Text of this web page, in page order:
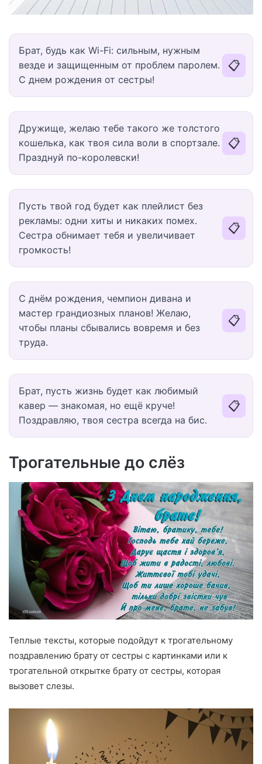
Брат, будь как Wi-Fi: сильным, нужным
везде и защищенным от проблем паролем.
С днем рождения от сестры!
📋
Дружище, желаю тебе такого же толстого
кошелька, как твоя сила воли в спортзале.
Празднуй по-королевски!
📋
Пусть твой год будет как плейлист без
рекламы: одни хиты и никаких помех.
Сестра обнимает тебя и увеличивает
громкость!
📋
С днём рождения, чемпион дивана и
мастер грандиозных планов! Желаю,
чтобы планы сбывались вовремя и без
труда.
📋
Брат, пусть жизнь будет как любимый
кавер — знакомая, но ещё круче!
Поздравляю, твоя сестра всегда на бис.
📋
Трогательные до слёз
Теплые тексты, которые подойдут к трогательному
поздравлению брату от сестры с картинками или к
трогательной открытке брату от сестры, которая
вызовет слезы.